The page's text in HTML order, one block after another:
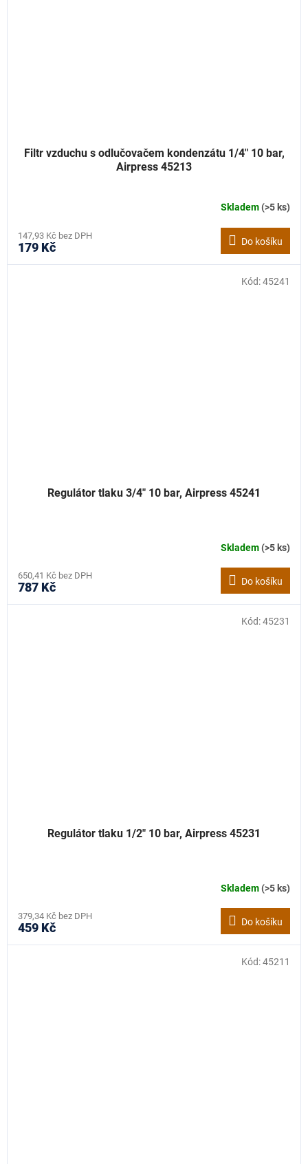
Filtr vzduchu s odlučovačem kondenzátu 1/4" 10 bar,
Airpress 45213
Skladem(>5 ks)
147,93 Kč bez DPH
179 Kč Do košíku
Regulátor tlaku 3/4" 10 bar, Airpress 45241
Skladem(>5 ks)
650,41 Kč bez DPH
787 Kč Do košíku
Kód:45241
Regulátor tlaku 1/2" 10 bar, Airpress 45231
Skladem(>5 ks)
379,34 Kč bez DPH
459 Kč Do košíku
Kód:45231
Kód:45211